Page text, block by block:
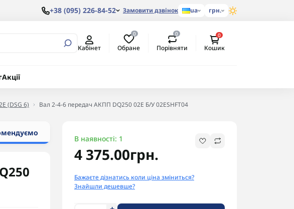
+38 (095) 226-84-52 Замовити дзвінок ua грн.
Кабінет
0
Обране
0
Порівняти
0
Кошик
Акції
(DSG 6) Вал 2-4-6 передач АКПП DQ250 02E Б/У 02ESHFT04
В наявності: 1
4 375.00грн.
Бажаєте дізнатись коли ціна зміниться?
Знайшли дешевше?